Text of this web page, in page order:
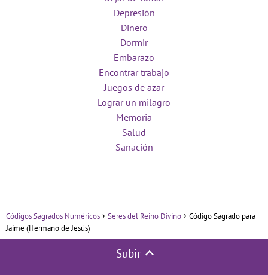
Depresión
Dinero
Dormir
Embarazo
Encontrar trabajo
Juegos de azar
Lograr un milagro
Memoria
Salud
Sanación
Códigos Sagrados Numéricos Seres del Reino Divino
Código Sagrado para
Jaime (Hermano de Jesús)
Subir